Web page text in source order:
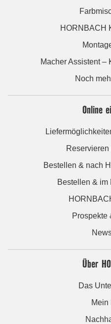
HORNBACH
Macher Assistent –
Noch
Online
Bestellen & nach
Bestellen & im
Prospekte
Über
Das
Mein